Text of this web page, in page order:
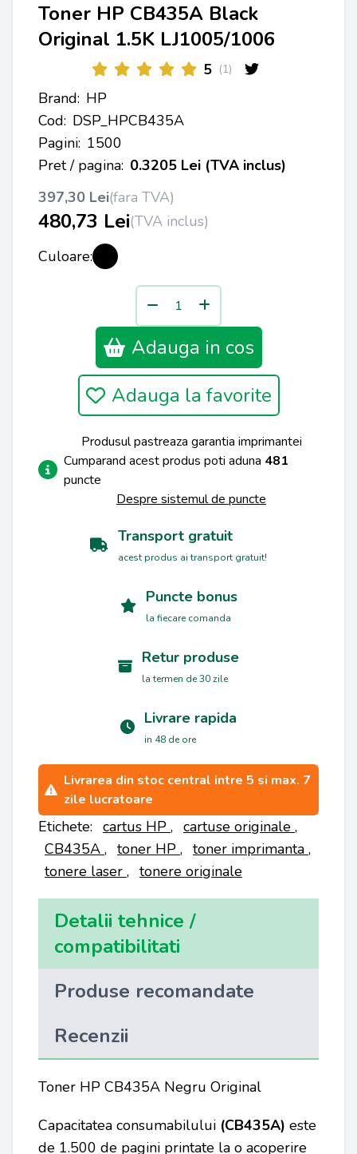
Toner HP CB435A Black
Original 1.5K LJ1005/1006
5 (1)
Brand: HP
Cod: DSP_HPCB435A
Pagini: 1500
Pret / pagina: 0.3205 Lei (TVA inclus)
397,30 Lei(fara TVA)
480,73 Lei(TVA inclus)
Culoare:
Adauga in cos
Adauga la favorite
Produsul pastreaza garantia imprimantei
Cumparand acest produs poti aduna 481
puncte
Despre sistemul de puncte
Transport gratuit
acest produs ai transport gratuit!
Puncte bonus
la fiecare comanda
Retur produse
la termen de 30 zile
Livrare rapida
in 48 de ore
Livrarea din stoc central intre 5 si max. 7
zile lucratoare
Etichete: cartus HP , cartuse originale ,
CB435A , toner HP , toner imprimanta ,
tonere laser , tonere originale
Detalii tehnice /
compatibilitati
Produse recomandate
Recenzii
Toner HP CB435A Negru Original
Capacitatea consumabilului (CB435A) este
de 1.500 de pagini printate la o acoperire